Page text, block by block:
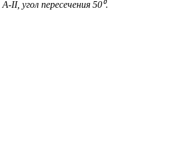
угол пересечения 50⁰.